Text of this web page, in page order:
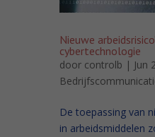
Nieuwe
cybertechnologie
door controlb | Jun
De toepassing van
in arbeidsmiddelen